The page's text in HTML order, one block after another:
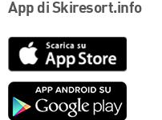
App di Skiresort.info
Google